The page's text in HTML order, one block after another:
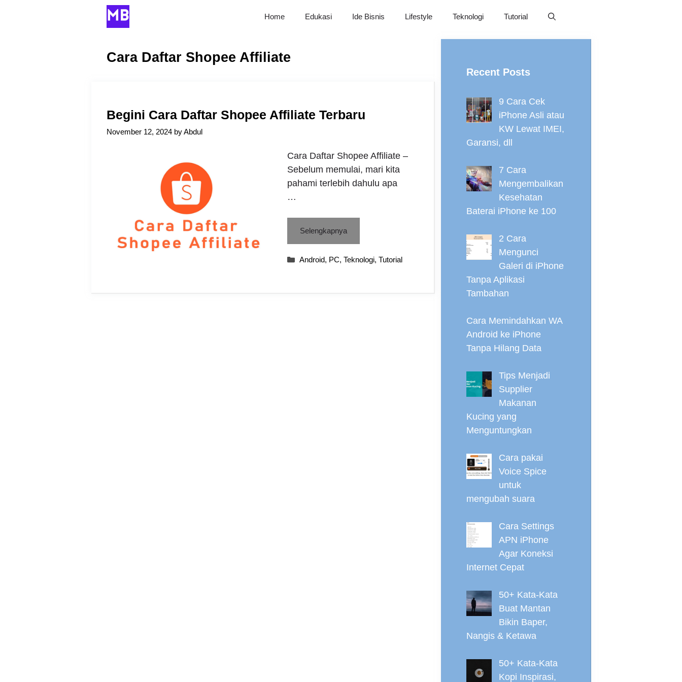
Home Edukasi Ide Bisnis Lifestyle Teknologi Tutorial
Cara Daftar Shopee Affiliate
Begini Cara Daftar Shopee Affiliate Terbaru
November 12, 2024 byAbdul
Cara Daftar Shopee Affiliate –
Sebelum memulai, mari kita
pahami terlebih dahulu apa
…
Selengkapnya
Categories
Android, PC, Teknologi, Tutorial
Recent Posts
9 Cara Cek
iPhone Asli atau
KW Lewat IMEI,
Garansi, dll
7 Cara
Mengembalikan
Kesehatan
Baterai iPhone ke 100
2 Cara
Mengunci
Galeri di iPhone
Tanpa Aplikasi
Tambahan
Cara Memindahkan WA
Android ke iPhone
Tanpa Hilang Data
Tips Menjadi
Supplier
Makanan
Kucing yang
Menguntungkan
Cara pakai
Voice Spice
untuk
mengubah suara
Cara Settings
APN iPhone
Agar Koneksi
Internet Cepat
50+ Kata-Kata
Buat Mantan
Bikin Baper,
Nangis & Ketawa
50+ Kata-Kata
Kopi Inspirasi,